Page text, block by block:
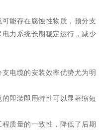
能存在腐蚀性物质，预分支
力系统长期稳定运行，减少
电缆的安装效率优势尤为明
即装即用特性可以显著缩短
质量的一致性，降低了后期